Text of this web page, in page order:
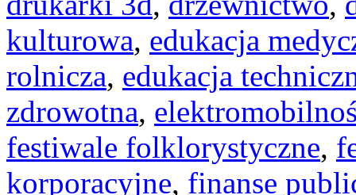
kulturowa, edukacja
rolnicza, edukacja
zdrowotna,
festiwale folklorystyczne,
korporacyjne, finanse